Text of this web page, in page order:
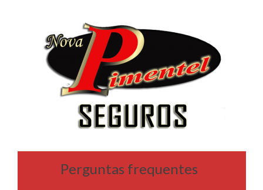
Perguntas frequentes